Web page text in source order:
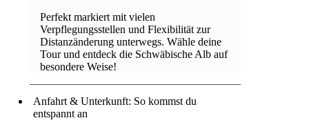
Perfekt markiert mit vielen
Verpflegungsstellen und Flexibilität zur
Distanzänderung unterwegs. Wähle deine
Tour und entdeck die Schwäbische Alb auf
besondere Weise!
Anfahrt & Unterkunft: So kommst du
entspannt an